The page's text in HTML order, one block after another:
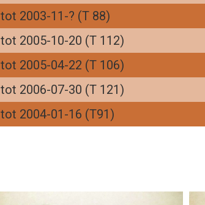
tot 2003-11-? (T 88)
tot 2005-10-20 (T 112)
tot 2005-04-22 (T 106)
tot 2006-07-30 (T 121)
tot 2004-01-16 (T91)